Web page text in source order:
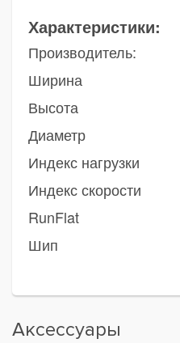
Характеристики:
Производитель:
Ширина
Высота
Диаметр
Индекс нагрузки
Индекс скорости
RunFlat
Шип
Аксессуары